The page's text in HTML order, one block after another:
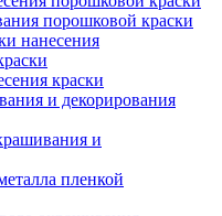
порошковой краски
нанесения
краски
и декорирования
и
пленкой